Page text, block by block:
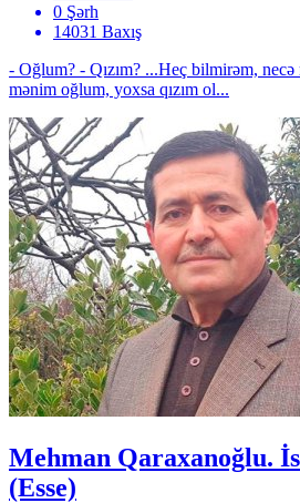
0 Şərh
14031 Baxış
- Oğlum? - Qızım? ...Heç bilmirəm,
mənim oğlum, yoxsa qızım ol...
Mehman Qaraxanoğlu.
(Esse)